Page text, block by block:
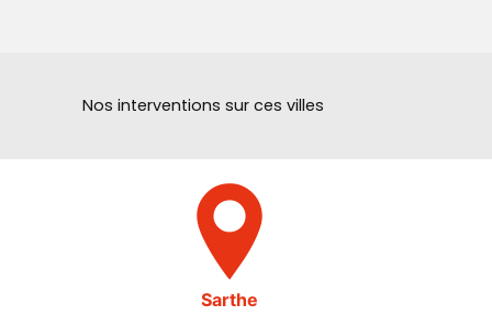
Nos interventions sur ces villes
Sarthe